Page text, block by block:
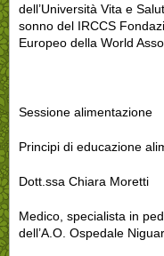
dell’Università Vita e
sonno del IRCCS
Europeo della World
Sessione alimentazione
Principi di educazione
Dott.ssa Chiara Moretti
Medico, specialista in
dell’A.O. Ospedale